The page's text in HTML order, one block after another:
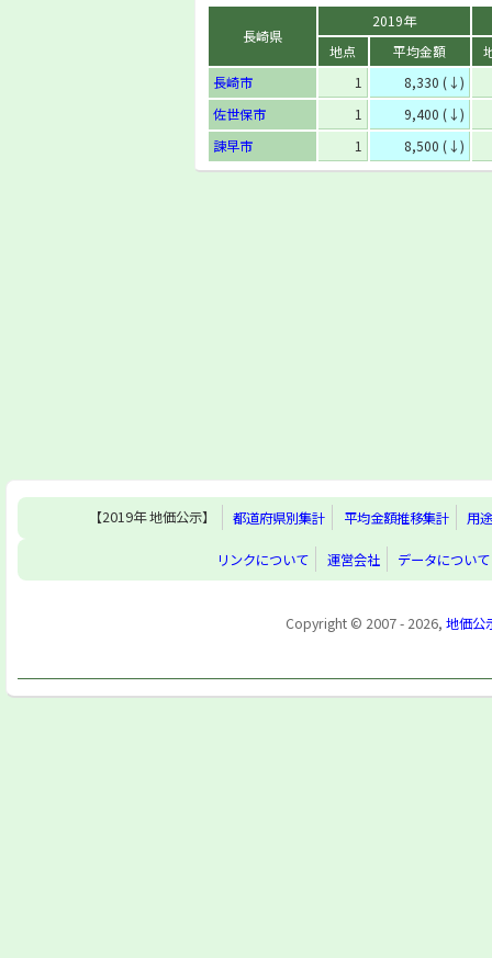
長崎県
2019年
地点
平均金額
長崎市
1
8,330 (↓)
佐世保市
1
9,400 (↓)
諫早市
1 8,500 (↓)
【2019年 地価公示】 都道府県別集計 平均金額推移集計 用
リンクについて 運営会社 データについて
Copyright © 2007 - 2026,地価公